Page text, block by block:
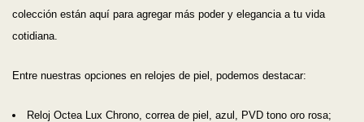
colección están aquí para agregar más poder y elegancia a tu vida
cotidiana.
Entre nuestras opciones en relojes de piel, podemos destacar:
Reloj Octea Lux Chrono, correa de piel, azul, PVD tono oro rosa;